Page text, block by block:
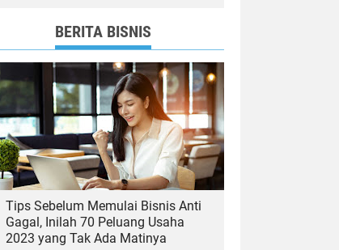
BERITA BISNIS
Tips Sebelum Memulai Bisnis Anti
Gagal, Inilah 70 Peluang Usaha
2023 yang Tak Ada Matinya